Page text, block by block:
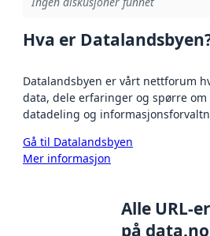
Hva er
Datalandsbyen er vårt nettforum
data, dele erfaringer og spørre
datadeling og
Gå til Datalandsbyen
Mer informasjon
Alle URL-
på